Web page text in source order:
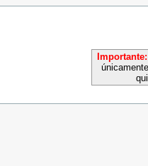
Importante: